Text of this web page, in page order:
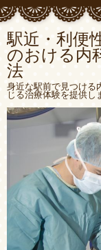
駅近・利便
のおける内
法
身近な駅前で見つける
じる治療体験を提供し